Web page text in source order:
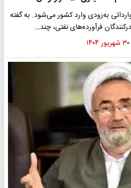
به‌زودی وارد کشور می‌شود. به گفته
فرآورده‌های نفتی، چند…
۳۰ شهریور ۱۴۰۴